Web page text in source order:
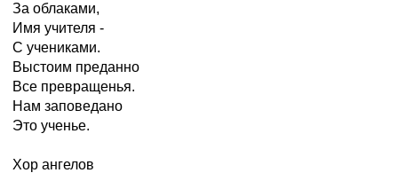
За облаками,
Имя учителя -
С учениками.
Выстоим преданно
Все превращенья.
Нам заповедано
Это ученье.
Хор ангелов